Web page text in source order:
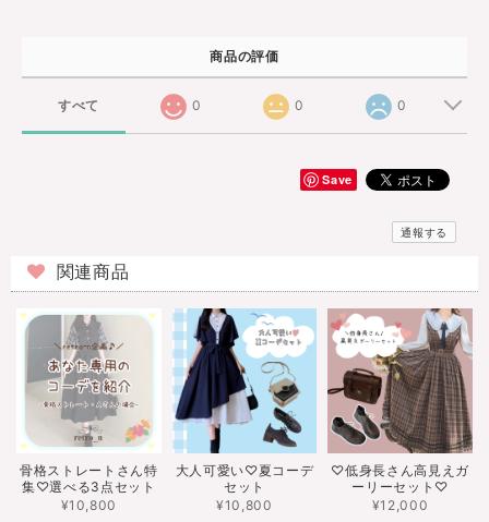
商品の評価
すべて 0 0 0
Save
通報する
関連商品
骨格ストレートさん特
集♡選べる3点セット
¥10,800
大人可愛い♡夏コーデ
セット
¥10,800
♡低身長さん高見えガ
ーリーセット♡
¥12,000